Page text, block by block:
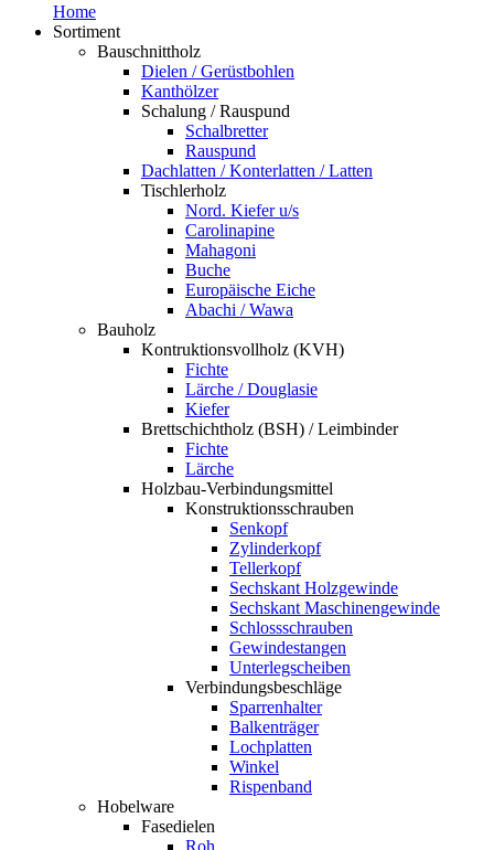
Home
Sortiment
Bauschnittholz
Dielen / Gerüstbohlen
Kanthölzer
Schalung / Rauspund
Schalbretter
Rauspund
Dachlatten / Konterlatten / Latten
Tischlerholz
Nord. Kiefer u/s
Carolinapine
Mahagoni
Buche
Europäische Eiche
Abachi / Wawa
Bauholz
Kontruktionsvollholz (KVH)
Fichte
Lärche / Douglasie
Kiefer
Brettschichtholz (BSH) / Leimbinder
Fichte
Lärche
Holzbau-Verbindungsmittel
Konstruktionsschrauben
Senkopf
Zylinderkopf
Tellerkopf
Sechskant Holzgewinde
Sechskant Maschinengewinde
Schlossschrauben
Gewindestangen
Unterlegscheiben
Verbindungsbeschläge
Sparrenhalter
Balkenträger
Lochplatten
Winkel
Rispenband
Hobelware
Fasedielen
Roh